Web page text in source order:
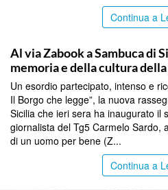
Continua a
Al via Zabook a Sambuca di
memoria e della cultura
Un esordio partecipato, intenso e
Il Borgo che legge”, la nuova
Sicilia che ieri sera ha inaugurato il
giornalista del Tg5 Carmelo Sardo,
di un uomo per bene (Z...
Continua a